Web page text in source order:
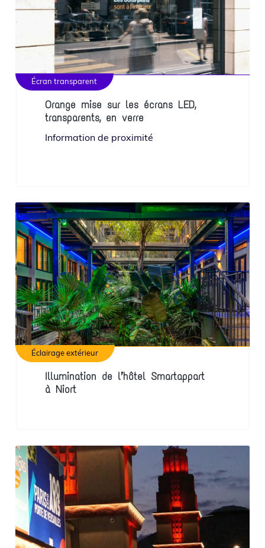
Écran transparent
Orange mise sur les écrans LED,
transparents, en verre
Information de proximité
Éclairage extérieur
Illumination de l’hôtel Smartappart
à Niort